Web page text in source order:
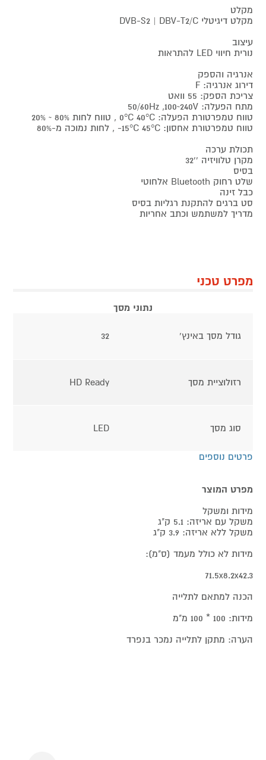
מקלט
מקלט דיגיטלי DVB-S2 | DBV-T2/C
עיצוב
נורית חיווי LED להתראות
אנרגיה והספק
דירוג אנרגיה: F
צריכת הספק: 55 וואט
מתח הפעלה: 50/60Hz ,100~240V
טווח טמפרטורת הפעלה: 0°C 40°C , טווח לחות 80% ~ 20%
טווח טמפרטורת אחסון: 15°C 45°C- , לחות נמוכה מ-80%
תכולת ערכה
מקרן טלוויזיה ''32
בסיס
שלט רחוק Bluetooth אלחוטי
כבל זינה
סט ברגים להתקנת רגליות בסיס
מדריך למשתמש וכתב אחריות
מפרט טכני
נתוני מסך
גודל מסך באינץ' 32
רזולוציית מסך HD Ready
סוג מסך LED
פרטים נוספים
מפרט המוצר
מידות ומשקל
משקל עם אריזה: 5.1 ק"ג
משקל ללא אריזה: 3.9 ק"ג
מידות לא כולל מעמד (ס"מ):
71.5x8.2x42.3
הכנה למתאם לתלייה
מידות: 100 * 100 מ"מ
הערה: מתקן לתלייה נמכר בנפרד